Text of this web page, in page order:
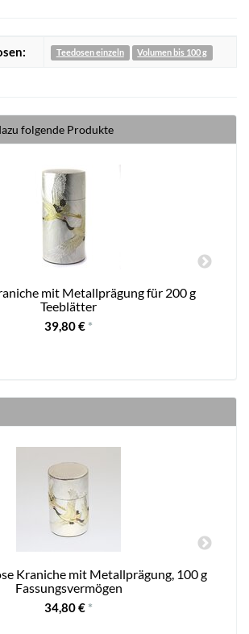
Teedosen einzeln Volumen bis 100 g
folgende Produkte
mit Metallprägung für 200 g
Teeblätter
39,80 € *
Kraniche mit Metallprägung, 100 g
Fassungsvermögen
34,80 € *